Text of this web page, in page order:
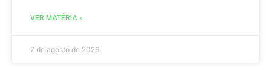
VER MATÉRIA »
7 de agosto de 2026